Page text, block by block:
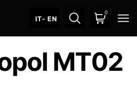
IT- EN
0
MT02